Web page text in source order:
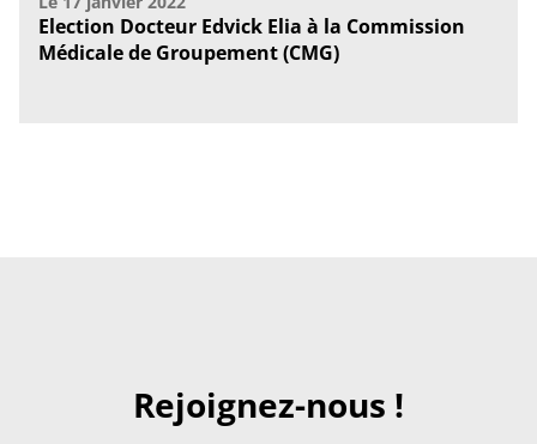
Election Docteur Edvick Elia à la Commission
Médicale de Groupement (CMG)
Rejoignez-nous !